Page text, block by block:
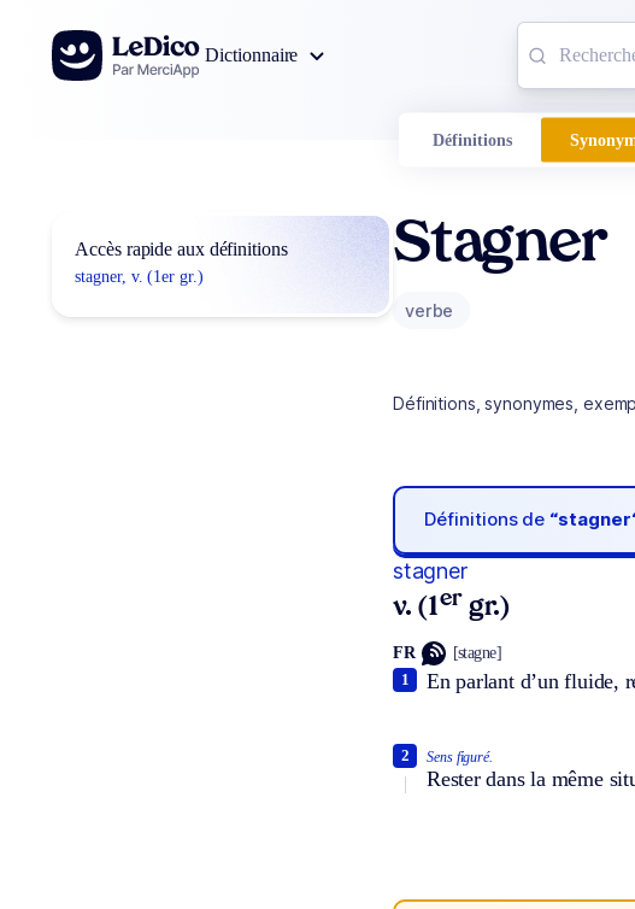
Aller au contenu
Dictionnaire
Définitions
Accès rapide aux définitions
stagner, v. (1er gr.)
Stagner
verbe
Définitions, synonymes,
Définitions de
stagner
v. (1er gr.)
FR [stagne]
En parlant d’un fluide,
1
Sens figuré.
Rester dans la même
2